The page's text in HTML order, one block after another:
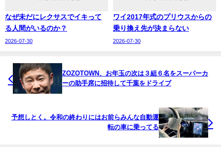
なぜ未だにレクサスでイキって
る人間がいるのか？
2026-07-30
ワイ2017年式のプリウスからの
乗り換え先が決まらない
2026-07-30
ZOZOTOWN、お年玉の次は３組６名をスーパーカ
ーの助手席に招待して千葉をドライブ
予想しとく。令和の終わりにはお前らみんな自動運
転の車に乗ってる